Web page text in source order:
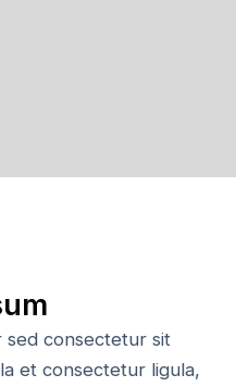
sed consectetur sit
et consectetur ligula,